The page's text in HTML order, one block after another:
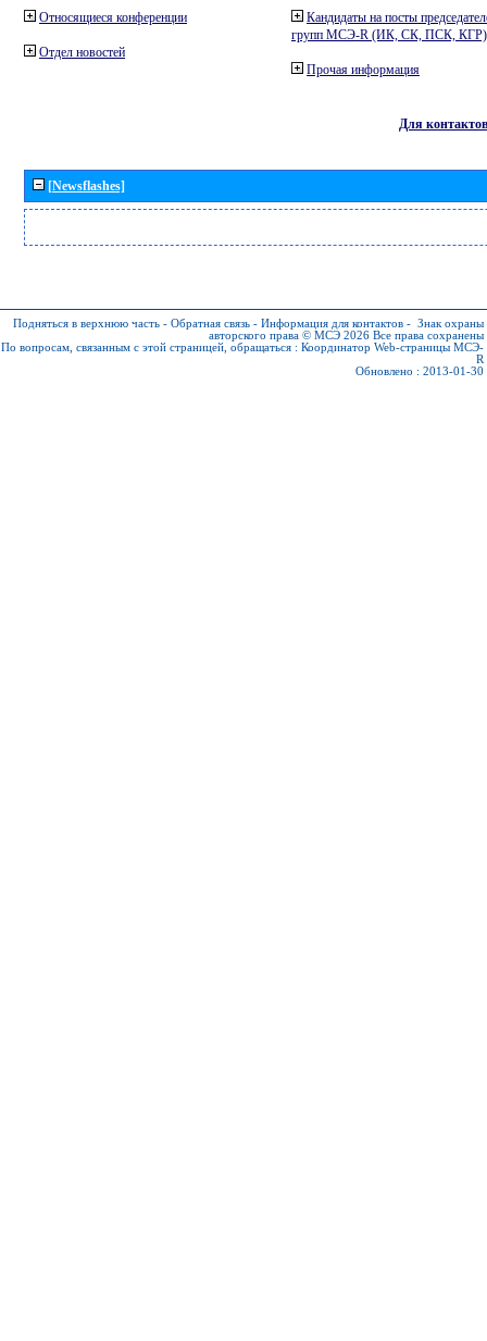
Относящиеся конференции
Отдел новостей
Кандидаты на посты
групп МСЭ-R (ИК, СК, ПСК, КГР)
Прочая информация
Для контактов
[Newsflashes]
Подняться в верхнюю часть - Обратная связь - Информация для контактов - Знак охраны
авторского права © МСЭ 2026 Все права сохранены
По вопросам, связанным с этой страницей, обращаться : Координатор Web-страницы МСЭ-
R
Обновлено : 2013-01-30